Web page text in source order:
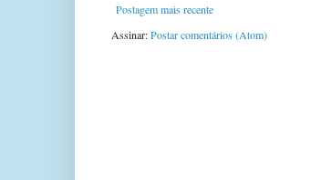
Postagem mais recente
Assinar:Postar comentários (Atom)